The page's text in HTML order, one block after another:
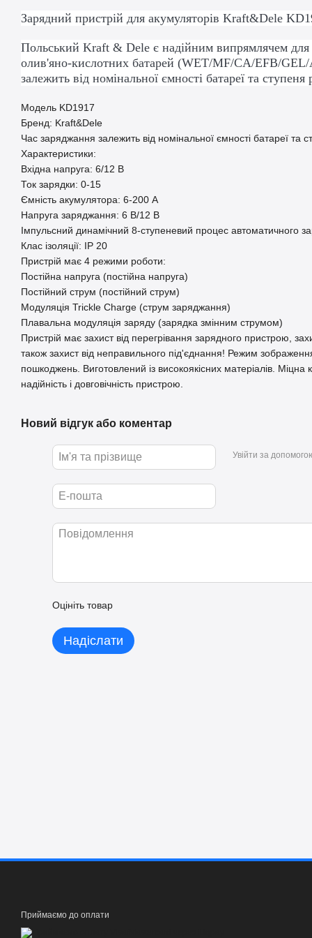
Зарядний пристрій для акумуляторів Kraft&Dele
Польський Kraft & Dele є надійним випрямлячем для
олив'яно-кислотних батарей (WET/MF/CA/EFB/
залежить від номінальної ємності батареї та
Модель KD1917
Бренд: Kraft&Dele
Час заряджання залежить від номінальної ємності батареї та
Характеристики:
Вхідна напруга: 6/12 В
Ток зарядки: 0-15
Ємність акумулятора: 6-200 А
Напруга заряджання: 6 В/12 В
Імпульсний динамічний 8-ступеневий процес автоматичного
Клас ізоляції: IP 20
Пристрій має 4 режими роботи:
Постійна напруга (постійна напруга)
Постійний струм (постійний струм)
Модуляція Trickle Charge (струм заряджання)
Плавальна модуляція заряду (зарядка змінним струмом)
Пристрій має захист від перегрівання зарядного пристрою,
також захист від неправильного під'єднання! Режим
пошкоджень. Виготовлений із високоякісних матеріалів. Міцна
надійність і довговічність пристрою.
Новий відгук або коментар
Увійти за
Оцініть товар
Надіслати
Приймаємо до оплати